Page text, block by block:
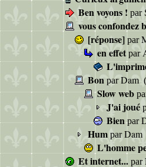
Ben voyons ! par
vous confondez
[réponse] par
en effet par
BonparDam
Slow web
J'ai joué
Bienpar
Hum parDam
L'homme
Et internet... par